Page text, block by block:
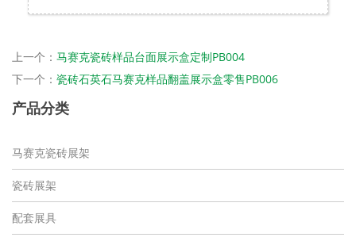
上一个： 马赛克瓷砖样品台面展示盒定制PB004
下一个： 瓷砖石英石马赛克样品翻盖展示盒零售PB006
产品分类
马赛克瓷砖展架
瓷砖展架
配套展具